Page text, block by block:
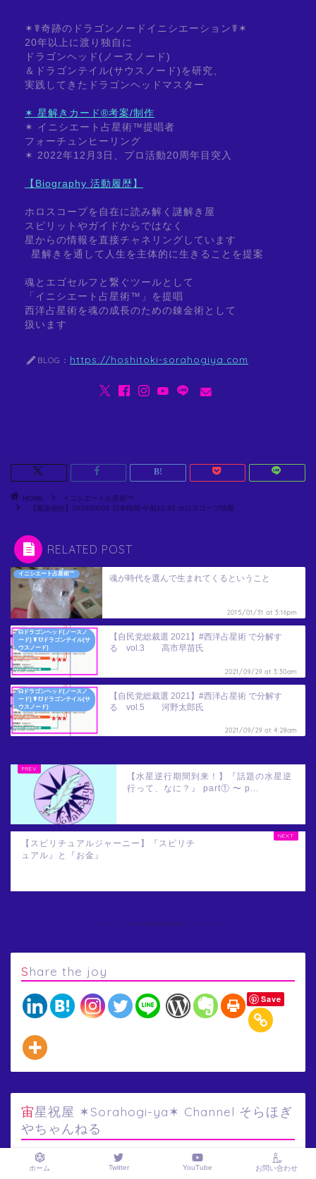
✶☤奇跡のドラゴンノードイニシエーション☤✶
20年以上に渡り独自に
ドラゴンヘッド(ノースノード)
＆ドラゴンテイル(サウスノード)を研究、
実践してきたドラゴンヘッドマスター
✶ 星解きカード®考案/制作
✶ イニシエート占星術™提唱者
フォーチュンヒーリング
✶ 2022年12月3日、プロ活動20周年目突入
【Biography 活動履歴】
ホロスコープを自在に読み解く謎解き屋
スピリットやガイドからではなく
星からの情報を直接チャネリングしています
星解きを通して人生を主体的に生きることを提案
魂とエゴセルフと繋ぐツールとして
「イニシエート占星術™」を提唱
西洋占星術を魂の成長のための錬金術として
扱います
BLOG： https://hoshitoki-sorahogiya.com
HOME
イニシエート占星術™
【緊急発信】2020/04/05 日本時間 午前11:45 ホロスコープ情報
RELATED POST
イニシエート占星術™ 魂が時代を選んで生まれてくるということ
2015/01/31 at 3:16pm
☊ドラゴンヘッド(ノースノ
ード) ☤ ☋ドラゴンテイル(サ
ウスノード)
【自民党総裁選 2021】#西洋占星術 で分解す
る vol.3 高市早苗氏
2021/09/29 at 3:30am
☊ドラゴンヘッド(ノースノ
ード) ☤ ☋ドラゴンテイル(サ
ウスノード)
【自民党総裁選 2021】#西洋占星術 で分解す
る vol.5 河野太郎氏
2021/09/29 at 4:28am
【水星逆行期間到来！】『話題の水星逆
行って、なに？』 part① 〜 p...
【スピリチュアルジャーニー】『スピリチ
ュアル』と『お金』
Share the joy
Save
宙星祝屋 ✶Sorahogi-ya✶ Channel そらほぎ
やちゃんねる
画ホーム Twitter YouTube お問い合わせ